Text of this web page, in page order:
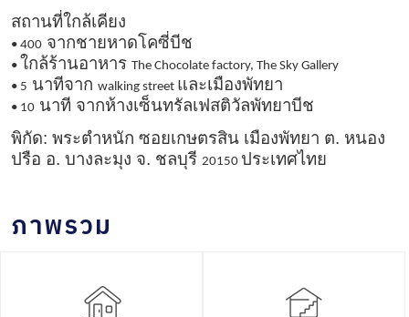
สถานที่ใกล้เคียง
• 400 จากชายหาดโคซี่บีช
• ใกล้ร้านอาหาร The Chocolate factory, The Sky Gallery
• 5 นาทีจาก walking street และเมืองพัทยา
• 10 นาที จากห้างเซ็นทรัลเฟสติวัลพัทยาบีช
พิกัด: พระตำหนัก ซอยเกษตรสิน เมืองพัทยา ต. หนอง
ปรือ อ. บางละมุง จ. ชลบุรี 20150 ประเทศไทย
ภาพรวม